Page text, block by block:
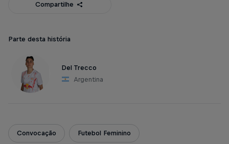
Compartilhe
Parte desta história
Del Trecco
Argentina
Convocação Futebol Feminino